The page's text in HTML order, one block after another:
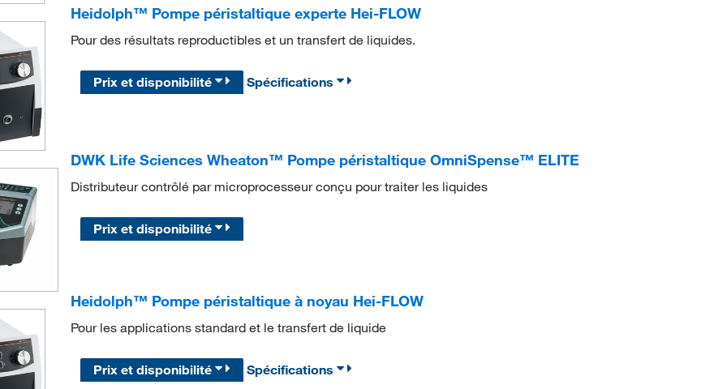
Heidolph™ Pompe péristaltique experte Hei-FLOW
Pour des résultats reproductibles et un transfert de liquides.
Prix et disponibilité Spécifications
DWK Life Sciences Wheaton™ Pompe péristaltique OmniSpense™ ELITE
Distributeur contrôlé par microprocesseur conçu pour traiter les liquides
Prix et disponibilité
Heidolph™ Pompe péristaltique à noyau Hei-FLOW
Pour les applications standard et le transfert de liquide
Prix et disponibilité Spécifications